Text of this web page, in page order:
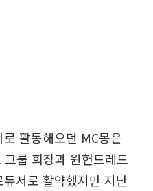
활동해오던 MC몽은
룹 회장과 원헌드레드
서로 활약했지만 지난